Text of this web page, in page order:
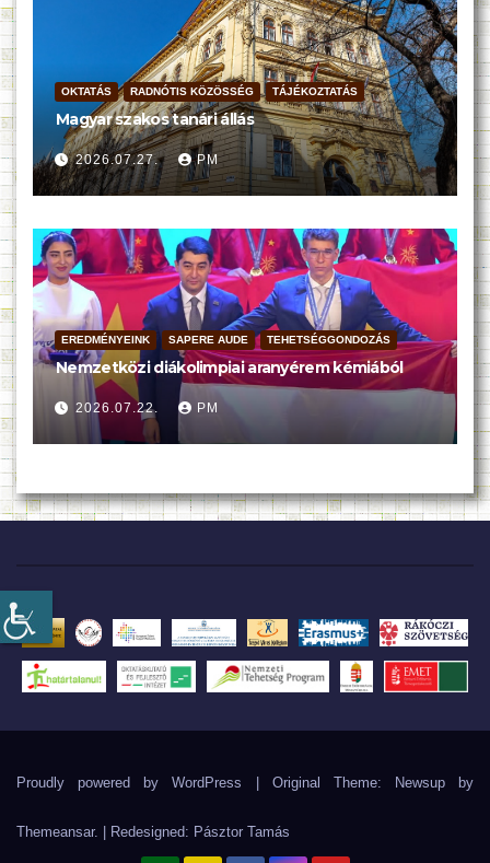
OKTATÁS RADNÓTIS KÖZÖSSÉG TÁJÉKOZTATÁS
Magyar szakos tanári állás
2026.07.27. PM
EREDMÉNYEINK SAPERE AUDE TEHETSÉGGONDOZÁS
Nemzetközi diákolimpiai aranyérem kémiából
2026.07.22. PM
Proudly powered by WordPress | Original Theme: Newsup by
Themeansar. | Redesigned: Pásztor Tamás